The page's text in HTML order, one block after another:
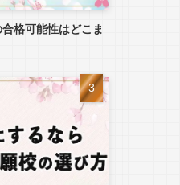
格可能性はどこま